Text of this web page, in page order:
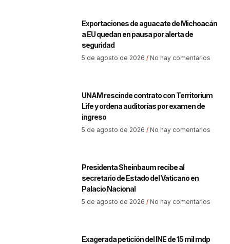
Exportaciones de aguacate de Michoacán
a EU quedan en pausa por alerta de
seguridad
5 de agosto de 2026 No hay comentarios
UNAM rescinde contrato con Territorium
Life y ordena auditorías por examen de
ingreso
5 de agosto de 2026 No hay comentarios
Presidenta Sheinbaum recibe al
secretario de Estado del Vaticano en
Palacio Nacional
5 de agosto de 2026 No hay comentarios
Exagerada petición del INE de 15 mil mdp